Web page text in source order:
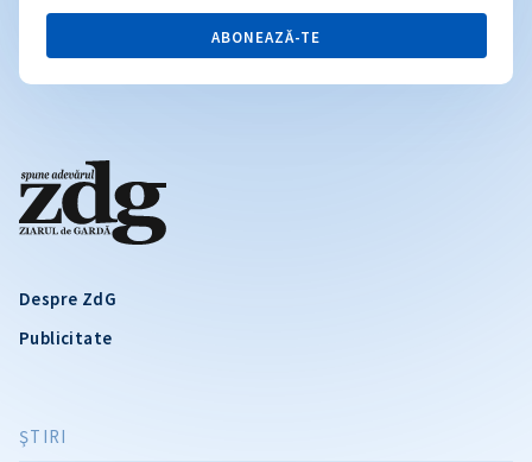
Despre ZdG
Publicitate
ŞTIRI
ABONEAZĂ-TE